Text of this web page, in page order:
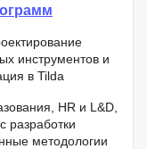
инструментов и
в Tilda
HR и L&D,
разработки
методологии